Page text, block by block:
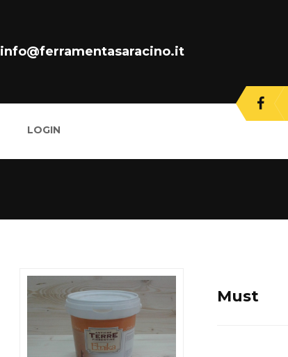
info@ferramentasaracino.it
LOGIN
Must